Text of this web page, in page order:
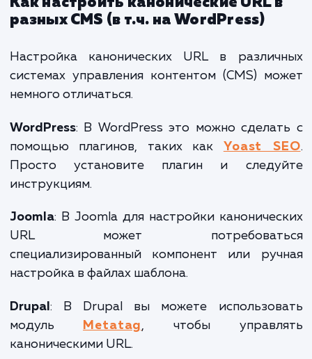
канонических URL
Как создать канонический URL
процесс, который требует
специального тега в заголовок вашей
страницы. Этот тег сообщает
как канонический.
Пример кода:
< link rel ="canonical"
href= "https://example.com/your-page"/>